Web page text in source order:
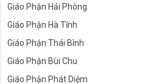
Giáo Phận Hải Phòng
Giáo Phận Hà Tĩnh
Giáo Phận Thái Bình
Giáo Phận Bùi Chu
Giáo Phận Phát Diệm